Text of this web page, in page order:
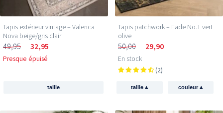
Tapis extérieur vintage – Valenca
Nova beige/gris clair
49,95 32,95
Presque épuisé
taille
Tapis patchwork – Fade No.1 vert
olive
50,00 29,90
En stock
(2)
taille▴ couleur▴